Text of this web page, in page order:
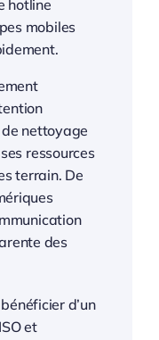
hotline
mobiles
nettoyage
ressources
terrain. De
des
d’un
et